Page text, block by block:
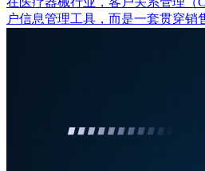
户信息管理工具，而是一套贯穿销